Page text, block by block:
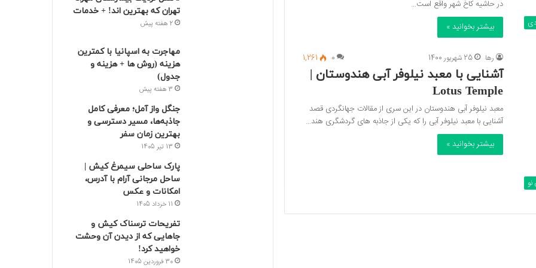
در حاشیه کاخ شهر واقع است…
بیشتر بخوانید »
رها 25 شهریور 1400 0
1,261
آشنایی با معبد نیلوفر آبی هندوستان |
Lotus Temple
معبد نیلوفر آبی هندوستان در این سری از مقالات جهانگردی قصد
آشنایی با معبد نیلوفر آبی را که یکی از جاذبه های گردشگری هند…
بیشتر بخوانید »
تهران که بهترین‌ اند! + خدمات
2 هفته پیش
مهاجرت به اسپانیا با کمترین
هزینه (روش ها + هزینه و
جدول)
3 هفته پیش
جنگل واز آمل؛ معرفی کامل
جاذبه‌ها، مسیر دسترسی و
بهترین زمان سفر
13 تیر 1405
پارک ساحلی سیمرغ کیش |
ساحل مرجانی آرام با آدرس،
امکانات و عکس
11 خرداد 1405
تفریحات ترسناک کیش و
جاهایی که از دیدن آن وحشت
خواهید کرد!
30 فروردین 1405